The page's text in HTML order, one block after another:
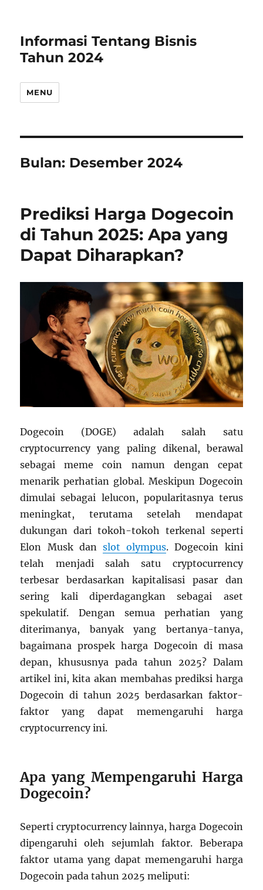
Informasi Tentang Bisnis
Tahun 2024
MENU
Bulan: Desember 2024
Prediksi Harga Dogecoin
di Tahun 2025: Apa yang
Dapat Diharapkan?
Dogecoin (DOGE) adalah salah satu
cryptocurrency yang paling dikenal, berawal
sebagai meme coin namun dengan cepat
menarik perhatian global. Meskipun Dogecoin
dimulai sebagai lelucon, popularitasnya terus
meningkat, terutama setelah mendapat
dukungan dari tokoh-tokoh terkenal seperti
Elon Musk dan slot olympus. Dogecoin kini
telah menjadi salah satu cryptocurrency
terbesar berdasarkan kapitalisasi pasar dan
sering kali diperdagangkan sebagai aset
spekulatif. Dengan semua perhatian yang
diterimanya, banyak yang bertanya-tanya,
bagaimana prospek harga Dogecoin di masa
depan, khususnya pada tahun 2025? Dalam
artikel ini, kita akan membahas prediksi harga
Dogecoin di tahun 2025 berdasarkan faktor-
faktor yang dapat memengaruhi harga
cryptocurrency ini.
Apa yang Mempengaruhi Harga
Dogecoin?
Seperti cryptocurrency lainnya, harga Dogecoin
dipengaruhi oleh sejumlah faktor. Beberapa
faktor utama yang dapat memengaruhi harga
Dogecoin pada tahun 2025 meliputi: